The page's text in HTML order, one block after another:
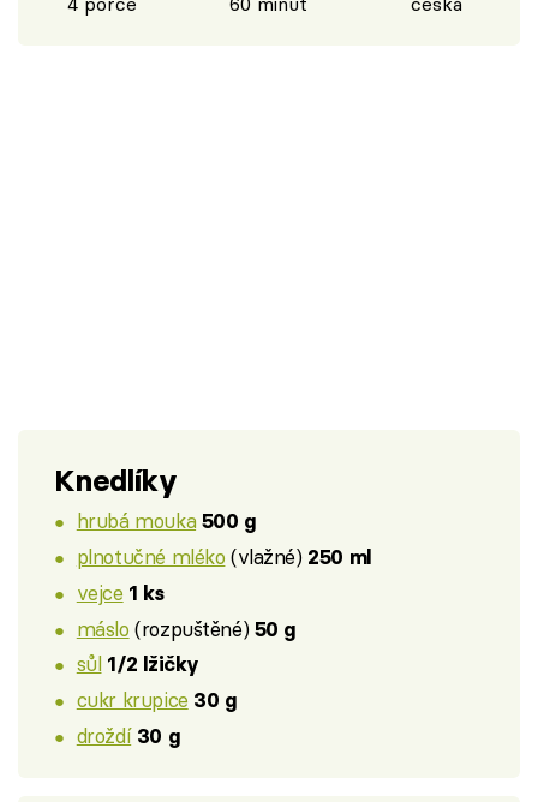
Knedlíky
hrubá mouka 500 g
plnotučné mléko (vlažné) 250 ml
vejce 1 ks
máslo (rozpuštěné) 50 g
sůl 1/2 lžičky
cukr krupice 30 g
droždí 30 g